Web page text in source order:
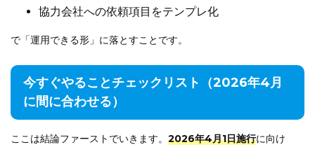
協力会社への依頼項目をテンプレ化
で「運用できる形」に落とすことです。
今すぐやることチェックリスト（2026年4月
に間に合わせる）
ここは結論ファーストでいきます。 2026年4月1日施行に向け